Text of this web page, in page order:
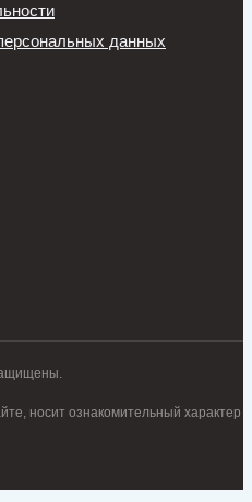
данных
носит ознакомительный характер